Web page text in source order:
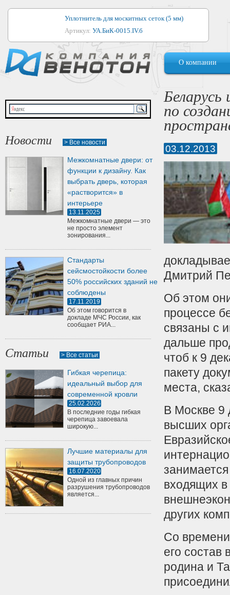
Уплотнитель для москитных сеток (5 мм)
Артикул: УА.БиК-0015.IV.б
Уплотнитель для алюминиевых окон
Артикул:1044
Уплотнитель для деревянных окон
Артикул:УМ.БиК-0062.IV.б
Уплотнитель лоджиевый для (4, 5, 6 мм)
Уплотнитель для деревянных дверей
Артикул:
О компании
Новости > Все новости
Межкомнатные двери: от
функции к дизайну. Как
выбрать дверь, которая
«растворится» в
интерьере
13.11.2025
Межкомнатные двери — это
не просто элемент
зонирования...
Стандарты
сейсмостойкости более
50% российских зданий не
соблюдены
17.11.2019
Об этом говорится в
докладе МЧС России, как
сообщает РИА...
Статьи > Все статьи
Гибкая черепица:
идеальный выбор для
современной кровли
25.02.2026
В последние годы гибкая
черепица завоевала
широкую...
Лучшие материалы для
защиты трубопроводов
16.07.2020
Одной из главных причин
разрушения трубопроводов
является...
по
03.12.2013
Дмитрий
Об этом
процессе
связаны с
дальше
чтоб к 9
пакету
места,
В Москве 9
высших
входящих
других
Со времени
его состав
родина и